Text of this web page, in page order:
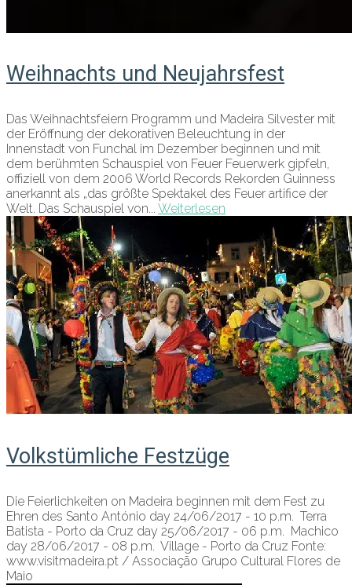
Weihnachts und Neujahrsfest
Das Weihnachtsfeiern Programm und Madeira Silvester mit
der Eröffnung der dekorativen Beleuchtung in der
Innenstadt von Funchal im Dezember beginnen und mit
dem berühmten Schauspiel von Feuer Feuerwerk gipfeln,
offiziell von dem 2006 World Records Rekorden Guinness
anerkannt als „das größte Spektakel des Feuer artifice der
Welt. Das Schauspiel von... Weiterlesen
Volkstümliche Festzüge
Die Feierlichkeiten on Madeira beginnen mit dem Fest zu
Ehren des Santo António day 24/06/2017 - 10 p.m. Terra
Batista - Porto da Cruz day 25/06/2017 - 06 p.m. Machico
day 28/06/2017 - 08 p.m. Village - Porto da Cruz Fonte:
www.visitmadeira.pt / Associação Grupo Cultural Flores de
Maio